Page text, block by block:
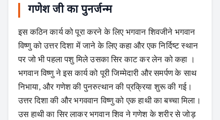
गणेश जी का पुनर्जन्म
इस कठिन कार्य को पूरा करने के लिए भगवान शिवजीने भगवान
विष्णु को उत्तर दिशा में जाने के लिए कहा और एक निर्दिष्ट स्थान
पर जो भी पहला पशु मिले उसका सिर काट कर लेन को कहा ।
भगवान विष्णु ने इस कार्य को पूरी जिम्मेदारी और समर्पण के साथ
निभाया, और गणेश की पुनरुत्थान की प्रक्रिया शुरू की गई।
उत्तर दिशा की और भगववान विष्णु को एक हाथी का बच्चा मिला।
उस हाथी का सिर लाकर भगवान शिव ने गणेश के शरीर से जोड़